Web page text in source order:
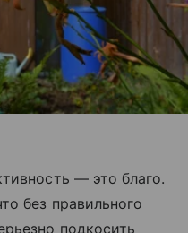
— это благо.
без правильного
подкосить